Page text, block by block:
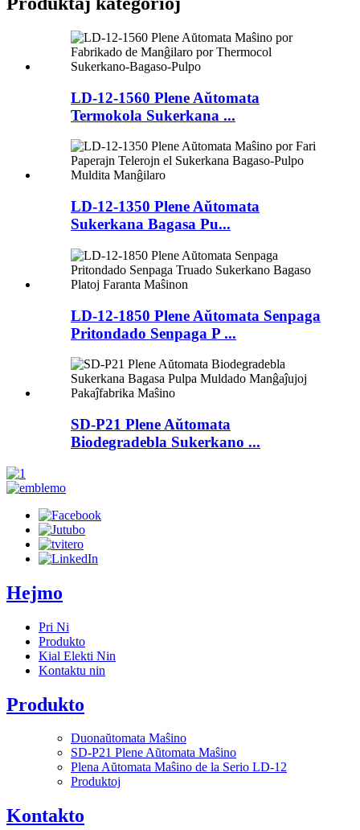
LD-12-1560 Plene Aŭtomata
Termokola Sukerkana ...
LD-12-1350 Plene Aŭtomata
Sukerkana Bagasa Pu...
LD-12-1850 Plene Aŭtomata Senpaga
Pritondado Senpaga P ...
SD-P21 Plene Aŭtomata
Biodegradebla Sukerkano ...
Hejmo
Pri Ni
Produkto
Kial Elekti Nin
Kontaktu nin
Produkto
Duonaŭtomata Maŝino
SD-P21 Plene Aŭtomata Maŝino
Plena Aŭtomata Maŝino de la Serio LD-12
Produktoj
Kontakto